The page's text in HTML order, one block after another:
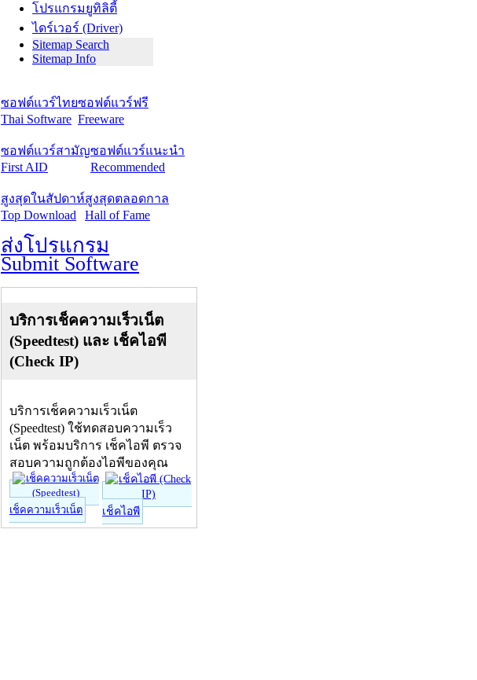
โปรแกรมยูทิลิตี้
ไดร์เวอร์ (Driver)
Sitemap Search
Sitemap Info
ซอฟต์แวร์ไทย
Thai Software
ซอฟต์แวร์ฟรี
Freeware
ซอฟต์แวร์สามัญ
First AID
ซอฟต์แวร์แนะนำ
Recommended
สูงสุดในสัปดาห์
Top Download
สูงสุดตลอดกาล
Hall of Fame
ส่งโปรแกรม
Submit Software
บริการเช็คความเร็วเน็ต
(Speedtest) และ เช็คไอพี
(Check IP)
บริการเช็คความเร็วเน็ต
(Speedtest) ใช้ทดสอบความเร็ว
เน็ต พร้อมบริการ เช็คไอพี ตรวจ
สอบความถูกต้องไอพีของคุณ
เช็คความเร็วเน็ต เช็คไอพี